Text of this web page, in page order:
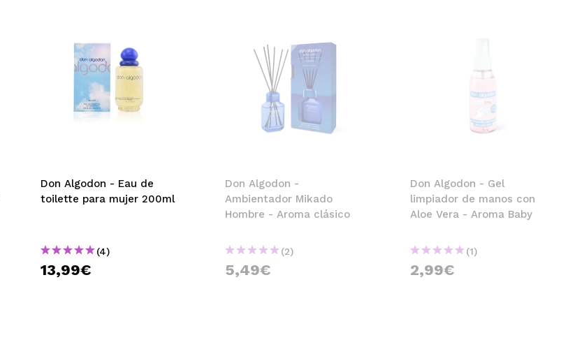
Don Algodon - Eau de
toilette para mujer 200ml
(4)
13,99€
Don Algodon -
Ambientador Mikado
Hombre - Aroma clásico
(2)
5,49€
Don Algodon - Gel
limpiador de manos con
Aloe Vera - Aroma Baby
(1)
2,99€